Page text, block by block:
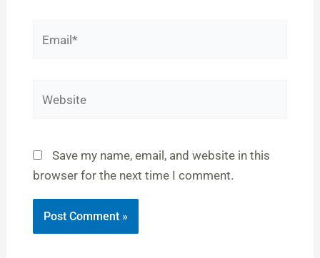
Save my name, email, and website in this
browser for the next time I comment.